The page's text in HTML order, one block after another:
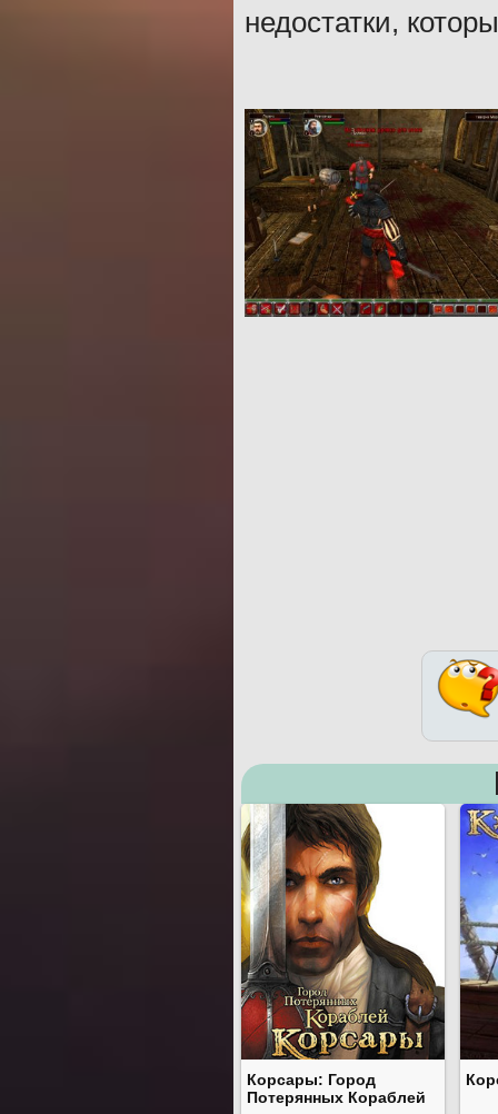
недостатки,
Корсары: Город
Потерянных Кораблей